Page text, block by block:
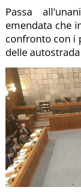
Passa
emendata che
confronto con i
delle